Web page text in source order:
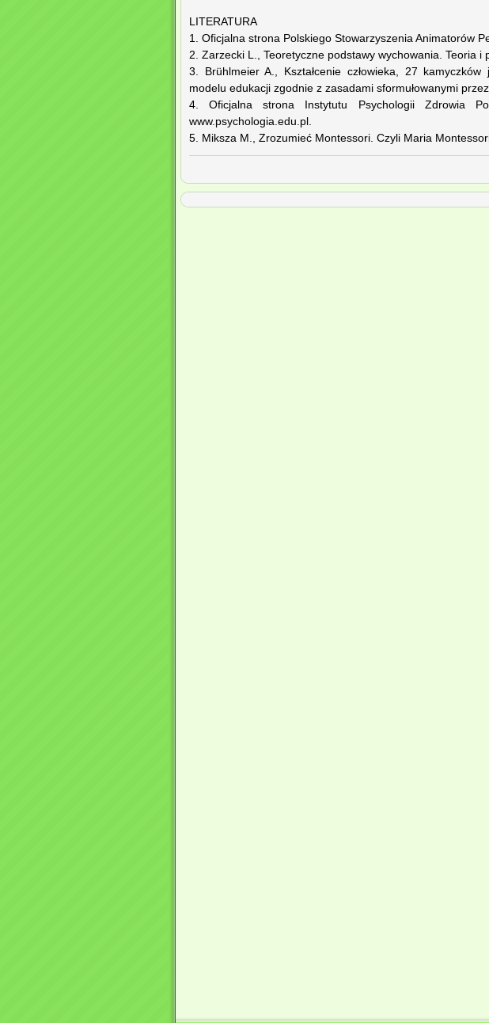
LITERATURA
1. Oficjalna strona Polskiego Stowarzyszenia Animatorów
2. Zarzecki L., Teoretyczne podstawy wychowania. Teoria i
3. Brühlmeier A., Kształcenie człowieka, 27
modelu edukacji zgodnie z zasadami sformułowanymi
4. Oficjalna strona Instytutu Psychologii Zdrowia
www.psychologia.edu.pl.
5. Miksza M., Zrozumieć Montessori. Czyli Maria